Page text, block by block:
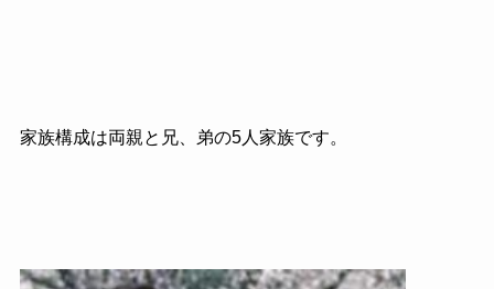
家族構成は両親と兄、弟の5人家族です。